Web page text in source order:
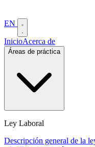
EN
InicioAcerca de
Áreas de práctica
Ley Laboral
Descripción general de la